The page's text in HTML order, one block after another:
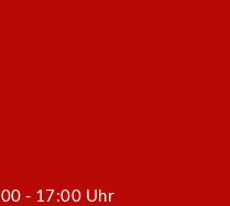
- 17:00 Uhr